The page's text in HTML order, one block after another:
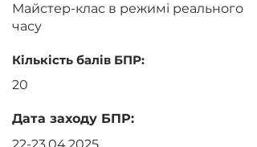
Майстер-клас в режимі реального
часу
Кількість балів БПР:
20
Дата заходу БПР: